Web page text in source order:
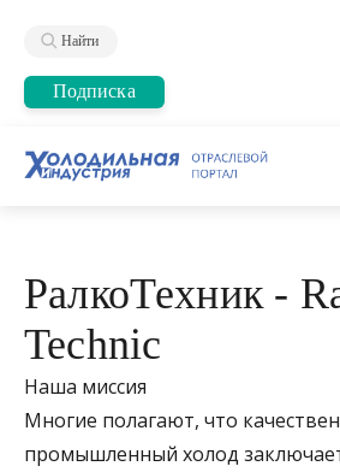
Найти
Подписка
РалкоТехник -
Technic
Наша миссия
Многие полагают, что
промышленный холод